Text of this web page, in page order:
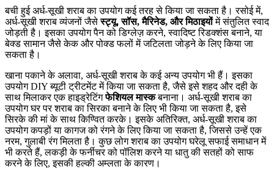
बची हुई अर्ध-सूखी शराब का उपयोग कई तरह से किया जा सकता है। रसोई में,
अर्ध-सूखी शराब व्यंजनों जैसेस्ट्यू, सॉस, मैरिनेड, और मिठाइयोंमें संतुलित स्वाद
जोड़ती है। इसका उपयोग पैन को डिग्लेज़ करने, स्वादिष्ट रिडक्शंस बनाने, या
बेक्ड सामान जैसे केक और पोक्ड फलों में जटिलता जोड़ने के लिए किया जा
सकता है।
खाना पकाने के अलावा, अर्ध-सूखी शराब के कई अन्य उपयोग भी हैं। इसका
उपयोग DIY ब्यूटी ट्रीटमेंट में किया जा सकता है, जैसे इसे शहद और दही के
साथ मिलाकर एक हाइड्रेटिंगफेशियल मास्कबनाना। अर्ध-सूखी शराब का
उपयोग घर पर शराब का सिरका बनाने के लिए भी किया जा सकता है, इसे
सिरके की मां के साथ किण्वित करके। इसके अतिरिक्त, अर्ध-सूखी शराब का
उपयोग कपड़ों या कागज को रंगने के लिए किया जा सकता है, जिससे उन्हें एक
नरम, गुलाबी रंग मिलता है। कुछ लोग शराब का उपयोग घरेलू सफाई समाधान में
भी करते हैं, लकड़ी के फर्नीचर को पॉलिश करने या धातु की सतहों को साफ
करने के लिए, इसकी हल्की अम्लता के कारण।